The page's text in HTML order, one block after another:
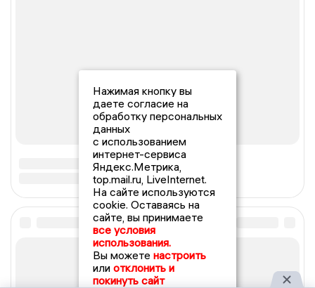
Нажимая кнопку вы
даете согласие на
обработку персональных
данных
с использованием
интернет-сервиса
Яндекс.Метрика,
top.mail.ru, LiveInternet.
На сайте используются
cookie. Оставаясь на
сайте, вы принимаете
все условия
использования.
Вы можете настроить
или отклонить и
покинуть сайт